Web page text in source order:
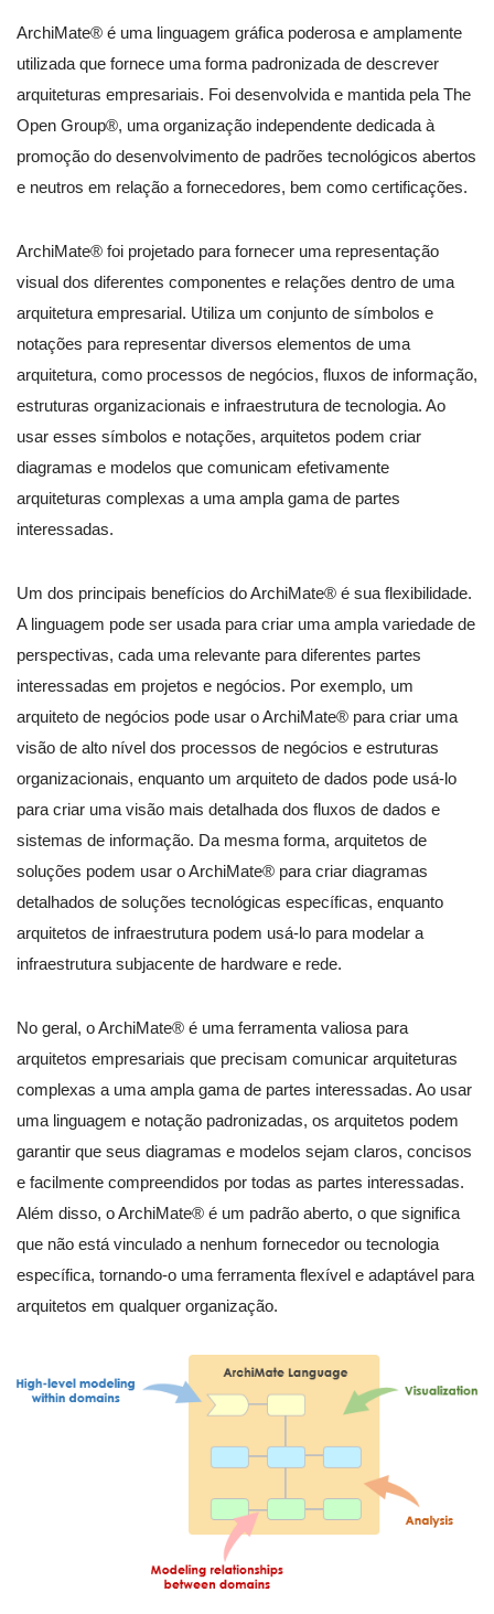
ArchiMate® é uma linguagem gráfica poderosa e amplamente
utilizada que fornece uma forma padronizada de descrever
arquiteturas empresariais. Foi desenvolvida e mantida pela The
Open Group®, uma organização independente dedicada à
promoção do desenvolvimento de padrões tecnológicos abertos
e neutros em relação a fornecedores, bem como certificações.
ArchiMate® foi projetado para fornecer uma representação
visual dos diferentes componentes e relações dentro de uma
arquitetura empresarial. Utiliza um conjunto de símbolos e
notações para representar diversos elementos de uma
arquitetura, como processos de negócios, fluxos de informação,
estruturas organizacionais e infraestrutura de tecnologia. Ao
usar esses símbolos e notações, arquitetos podem criar
diagramas e modelos que comunicam efetivamente
arquiteturas complexas a uma ampla gama de partes
interessadas.
Um dos principais benefícios do ArchiMate® é sua flexibilidade.
A linguagem pode ser usada para criar uma ampla variedade de
perspectivas, cada uma relevante para diferentes partes
interessadas em projetos e negócios. Por exemplo, um
arquiteto de negócios pode usar o ArchiMate® para criar uma
visão de alto nível dos processos de negócios e estruturas
organizacionais, enquanto um arquiteto de dados pode usá-lo
para criar uma visão mais detalhada dos fluxos de dados e
sistemas de informação. Da mesma forma, arquitetos de
soluções podem usar o ArchiMate® para criar diagramas
detalhados de soluções tecnológicas específicas, enquanto
arquitetos de infraestrutura podem usá-lo para modelar a
infraestrutura subjacente de hardware e rede.
No geral, o ArchiMate® é uma ferramenta valiosa para
arquitetos empresariais que precisam comunicar arquiteturas
complexas a uma ampla gama de partes interessadas. Ao usar
uma linguagem e notação padronizadas, os arquitetos podem
garantir que seus diagramas e modelos sejam claros, concisos
e facilmente compreendidos por todas as partes interessadas.
Além disso, o ArchiMate® é um padrão aberto, o que significa
que não está vinculado a nenhum fornecedor ou tecnologia
específica, tornando-o uma ferramenta flexível e adaptável para
arquitetos em qualquer organização.